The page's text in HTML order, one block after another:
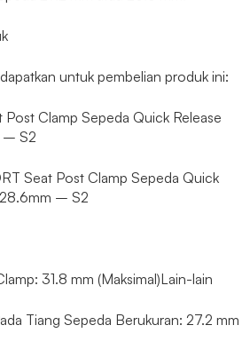
untuk pembelian produk ini:
Post Clamp Sepeda Quick Release
– S2
Seat Post Clamp Sepeda Quick
– S2
31.8 mm (Maksimal)Lain-lain
Tiang Sepeda Berukuran: 27.2 mm